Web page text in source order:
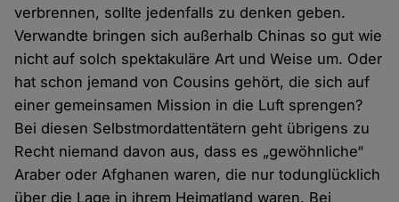
verbrennen, sollte jedenfalls zu denken geben.
Verwandte bringen sich außerhalb Chinas so gut wie
nicht auf solch spektakuläre Art und Weise um. Oder
hat schon jemand von Cousins gehört, die sich auf
einer gemeinsamen Mission in die Luft sprengen?
Bei diesen Selbstmordattentätern geht übrigens zu
Recht niemand davon aus, dass es „gewöhnliche“
Araber oder Afghanen waren, die nur todunglücklich
über die Lage in ihrem Heimatland waren. Bei